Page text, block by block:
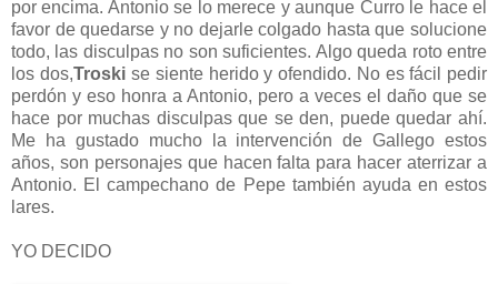
por encima. Antonio se lo merece y aunque Curro le hace el
favor de quedarse y no dejarle colgado hasta que solucione
todo, las disculpas no son suficientes. Algo queda roto entre
los dos,Troskise siente herido y ofendido. No es fácil pedir
perdón y eso honra a Antonio, pero a veces el daño que se
hace por muchas disculpas que se den, puede quedar ahí.
Me ha gustado mucho la intervención de Gallego estos
años, son personajes que hacen falta para hacer aterrizar a
Antonio. El campechano de Pepe también ayuda en estos
lares.
YO DECIDO